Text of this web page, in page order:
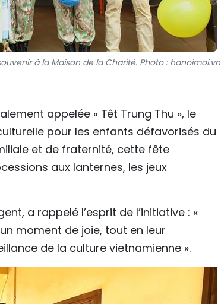
à la Maison de la Charité. Photo : hanoimoi.vn
appelée « Têt Trung Thu », le
pour les enfants défavorisés du
et de fraternité, cette fête
aux lanternes, les jeux
a rappelé l’esprit de l’initiative : «
moment de joie, tout en leur
de la culture vietnamienne ».